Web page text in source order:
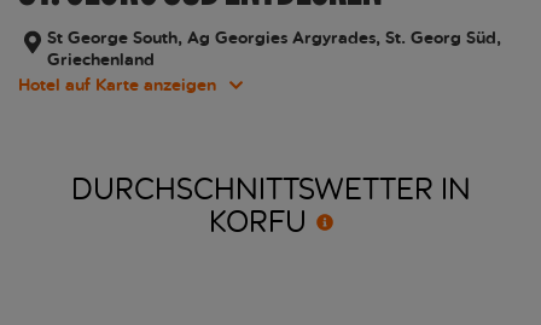
St George South, Ag Georgies Argyrades, St. Georg Süd,
Griechenland
Hotel auf Karte anzeigen
DURCHSCHNITTSWETTER IN
KORFU